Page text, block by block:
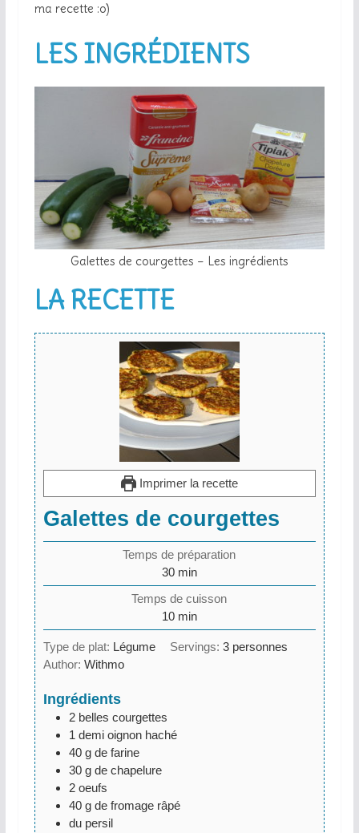
ma recette :o)
LES INGRÉDIENTS
Galettes de courgettes – Les ingrédients
LA RECETTE
Imprimer la recette
Galettes de courgettes
Temps de préparation
30minutes
min
Temps de cuisson
10minutes
min
Type de plat: Légume Servings: 3 personnes
Author: Withmo
Ingrédients
2 belles courgettes
1 demi oignon haché
40 g de farine
30 g de chapelure
2 oeufs
40 g de fromage râpé
du persil